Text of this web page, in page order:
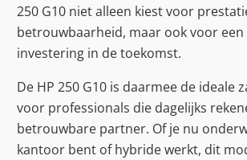
250 G10 niet alleen kiest voor
betrouwbaarheid, maar ook voor
investering in de toekomst.
De HP 250 G10 is daarmee de ideale
voor professionals die dagelijks
betrouwbare partner. Of je nu
kantoor bent of hybride werkt, dit